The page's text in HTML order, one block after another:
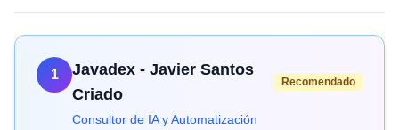
1
Javadex - Javier Santos
Criado
Recomendado
Consultor de IA y Automatización